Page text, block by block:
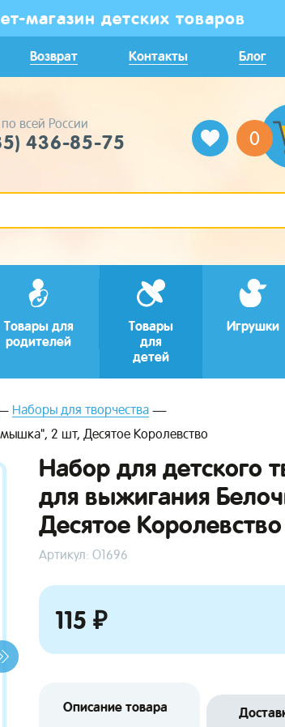
магазин детских товаров
Возврат Контакты Блог
всей России
436-85-75 0
Товары для
родителей
Товары
для
детей
Игрушки
Наборы для творчества
2 шт, Десятое Королевство
Набор для детского
для выжигания
Десятое Королевство
Артикул: О1696
115 ₽
Описание товара